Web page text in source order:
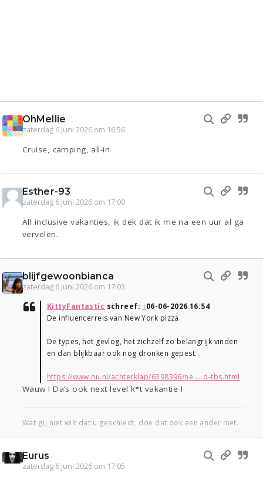
OhMellie
zaterdag 6 juni 2026 om 16:56
Cruise, camping, all-in
Esther-93
zaterdag 6 juni 2026 om 17:00
All inclusive vakanties, ik dek dat ik me na een uur al ga
vervelen.
blijfgewoonbianca
zaterdag 6 juni 2026 om 17:03
KittyFantastic schreef: ↑06-06-2026 16:54
De influencerreis van New York pizza.
De types, het gevlog, het zichzelf zo belangrijk vinden
en dan blijkbaar ook nog dronken gepest.
https://www.nu.nl/achterklap/6398396/ne ... d-tbs.html
Wauw ! Da’s ook next level k*t vakantie !
Wat gij niet wilt dat u geschiedt, doe dat ook een ander niet.
Eurus
zaterdag 6 juni 2026 om 17:05